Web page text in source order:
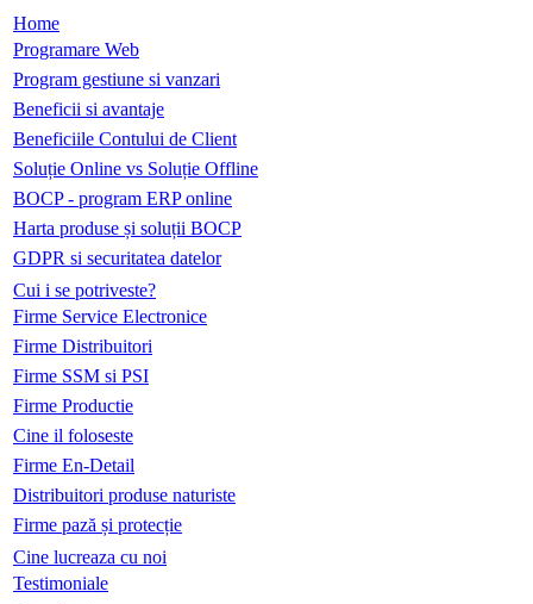
Home
Programare Web
Program gestiune si vanzari
Beneficii si avantaje
Beneficiile Contului de Client
Soluție Online vs Soluție Offline
BOCP - program ERP online
Harta produse și soluții BOCP
GDPR si securitatea datelor
Cui i se potriveste?
Firme Service Electronice
Firme Distribuitori
Firme SSM si PSI
Firme Productie
Cine il foloseste
Firme En-Detail
Distribuitori produse naturiste
Firme pază și protecție
Cine lucreaza cu noi
Testimoniale